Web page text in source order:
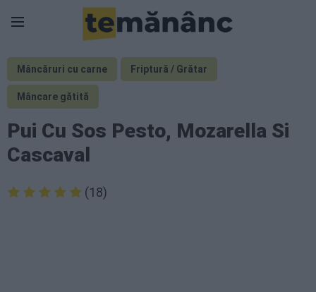
Mâncăruri cu carne Friptură / Grătar
Mâncare gătită
Pui Cu Sos Pesto, Mozarella Si
Cascaval
(18)